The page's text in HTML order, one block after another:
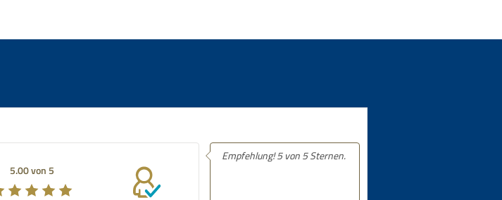
5.00 von 5
Empfehlung! 5 von 5 Sternen.